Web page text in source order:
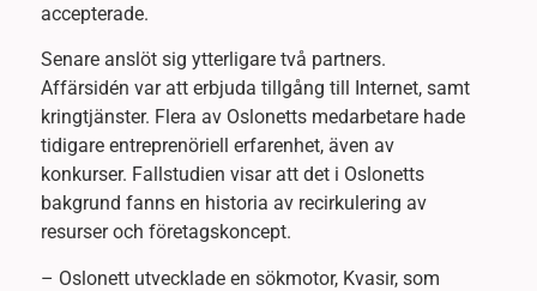
accepterade.
Senare anslöt sig ytterligare två partners.
Affärsidén var att erbjuda tillgång till Internet, samt
kringtjänster. Flera av Oslonetts medarbetare hade
tidigare entreprenöriell erfarenhet, även av
konkurser. Fallstudien visar att det i Oslonetts
bakgrund fanns en historia av recirkulering av
resurser och företagskoncept.
– Oslonett utvecklade en sökmotor, Kvasir, som